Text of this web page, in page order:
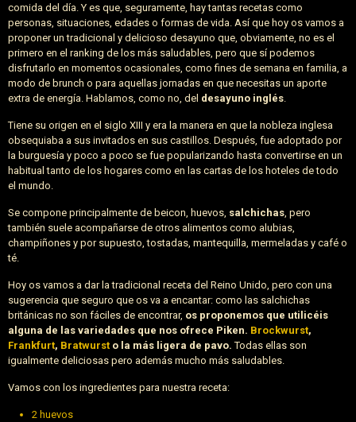
comida del día. Y es que, seguramente, hay tantas recetas como
personas, situaciones, edades o formas de vida. Así que hoy os vamos a
proponer un tradicional y delicioso desayuno que, obviamente, no es el
primero en el ranking de los más saludables, pero que sí podemos
disfrutarlo en momentos ocasionales, como fines de semana en familia, a
modo de brunch o para aquellas jornadas en que necesitas un aporte
extra de energía. Hablamos, como no, del desayuno inglés.
Tiene su origen en el siglo XIII y era la manera en que la nobleza inglesa
obsequiaba a sus invitados en sus castillos. Después, fue adoptado por
la burguesía y poco a poco se fue popularizando hasta convertirse en un
habitual tanto de los hogares como en las cartas de los hoteles de todo
el mundo.
Se compone principalmente de beicon, huevos, salchichas, pero
también suele acompañarse de otros alimentos como alubias,
champiñones y por supuesto, tostadas, mantequilla, mermeladas y café o
té.
Hoy os vamos a dar la tradicional receta del Reino Unido, pero con una
sugerencia que seguro que os va a encantar: como las salchichas
británicas no son fáciles de encontrar, os proponemos que utilicéis
alguna de las variedades que nos ofrece Piken. Brockwurst,
Frankfurt, Bratwurst o la más ligera de pavo. Todas ellas son
igualmente deliciosas pero además mucho más saludables.
Vamos con los ingredientes para nuestra receta:
2 huevos